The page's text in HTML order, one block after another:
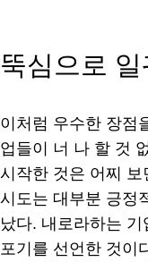
뚝심으로
이처럼 우수한 장점
업들이 너 나 할 것
시작한 것은 어찌
시도는 대부분 긍정
났다. 내로라하는
포기를 선언한 것이